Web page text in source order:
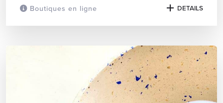
Boutiques en ligne DETAILS